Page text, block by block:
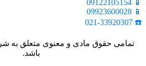
📱 09122105154
📱 09923600028
☎️ 021-33920307
تمامی حقوق مادی و معنوی متعلق به
باشد.